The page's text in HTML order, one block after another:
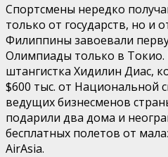
Спортсмены нередко
только от государств, но и
Филиппины завоевали
Олимпиады только в
штангистка Хидилин Диас,
$600 тыс. от Национальной
ведущих бизнесменов
подарили два дома и
бесплатных полетов от
AirAsia.